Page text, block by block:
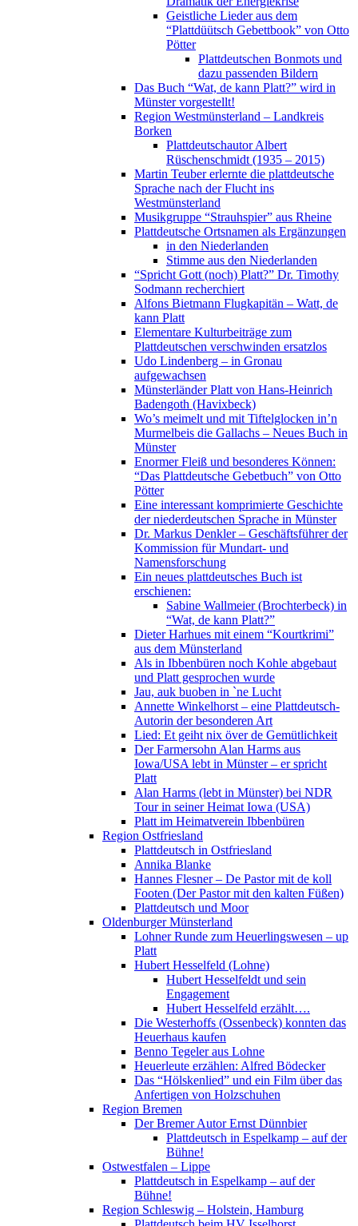
Geistliche Lieder aus dem
“Plattdüütsch Gebettbook” von Otto
Pötter
Plattdeutschen Bonmots und
dazu passenden Bildern
Das Buch “Wat, de kann Platt?” wird in
Münster vorgestellt!
Region Westmünsterland – Landkreis
Borken
Plattdeutschautor Albert
Rüschenschmidt (1935 – 2015)
Martin Teuber erlernte die plattdeutsche
Sprache nach der Flucht ins
Westmünsterland
Musikgruppe “Strauhspier” aus Rheine
Plattdeutsche Ortsnamen als Ergänzungen
in den Niederlanden
Stimme aus den Niederlanden
“Spricht Gott (noch) Platt?” Dr. Timothy
Sodmann recherchiert
Alfons Bietmann Flugkapitän – Watt, de
kann Platt
Elementare Kulturbeiträge zum
Plattdeutschen verschwinden ersatzlos
Udo Lindenberg – in Gronau
aufgewachsen
Münsterländer Platt von Hans-Heinrich
Badengoth (Havixbeck)
Wo’s meimelt und mit Tiftelglocken in’n
Murmelbeis die Gallachs – Neues Buch in
Münster
Enormer Fleiß und besonderes Können:
“Das Plattdeutsche Gebetbuch” von Otto
Pötter
Eine interessant komprimierte Geschichte
der niederdeutschen Sprache in Münster
Dr. Markus Denkler – Geschäftsführer der
Kommission für Mundart- und
Namensforschung
Ein neues plattdeutsches Buch ist
erschienen:
Sabine Wallmeier (Brochterbeck) in
“Wat, de kann Platt?”
Dieter Harhues mit einem “Kourtkrimi”
aus dem Münsterland
Als in Ibbenbüren noch Kohle abgebaut
und Platt gesprochen wurde
Jau, auk buoben in `ne Lucht
Annette Winkelhorst – eine Plattdeutsch-
Autorin der besonderen Art
Lied: Et geiht nix över de Gemütlichkeit
Der Farmersohn Alan Harms aus
Iowa/USA lebt in Münster – er spricht
Platt
Alan Harms (lebt in Münster) bei NDR
Tour in seiner Heimat Iowa (USA)
Platt im Heimatverein Ibbenbüren
Region Ostfriesland
Plattdeutsch in Ostfriesland
Annika Blanke
Hannes Flesner – De Pastor mit de koll
Footen (Der Pastor mit den kalten Füßen)
Plattdeutsch und Moor
Oldenburger Münsterland
Lohner Runde zum Heuerlingswesen – up
Platt
Hubert Hesselfeld (Lohne)
Hubert Hesselfeldt und sein
Engagement
Hubert Hesselfeld erzählt….
Die Westerhoffs (Ossenbeck) konnten das
Heuerhaus kaufen
Benno Tegeler aus Lohne
Heuerleute erzählen: Alfred Bödecker
Das “Hölskenlied” und ein Film über das
Anfertigen von Holzschuhen
Region Bremen
Der Bremer Autor Ernst Dünnbier
Plattdeutsch in Espelkamp – auf der
Bühne!
Ostwestfalen – Lippe
Plattdeutsch in Espelkamp – auf der
Bühne!
Region Schleswig – Holstein, Hamburg